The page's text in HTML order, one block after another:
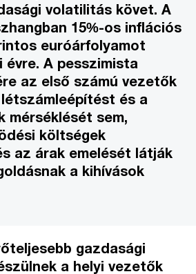
volatilitás követ. A
15%-os inflációs
euróárfolyamot
évre. A pesszimista
az első számú vezetők
és a
mérséklését sem,
költségek
az árak emelését látják
a kihívások
gazdasági
a helyi vezetők